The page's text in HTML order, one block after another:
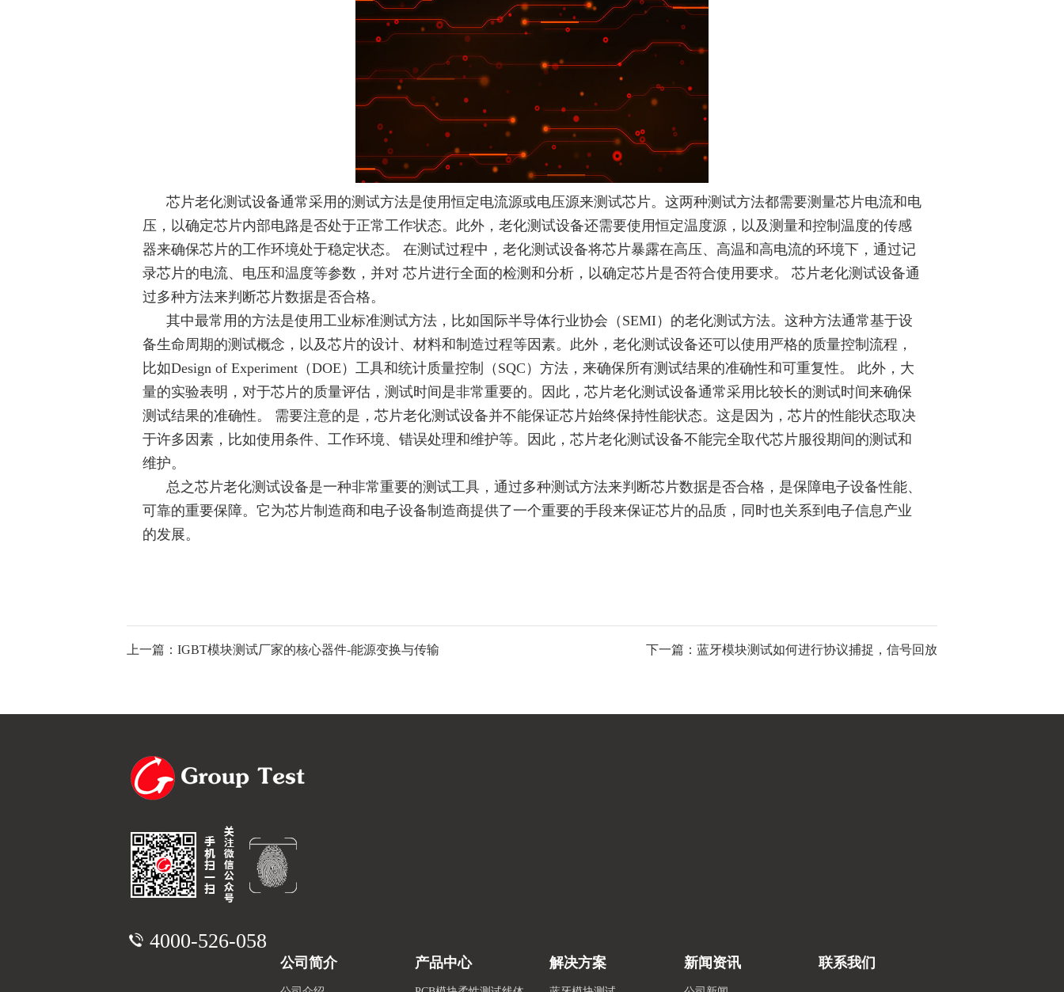
芯片老化测试设备通常采用的测试方法是使用恒定电流源或电压源来测试芯片。这两种测试方法都需要测量芯片电流和电
压，以确定芯片内部电路是否处于正常工作状态。此外，老化测试设备还需要使用恒定温度源，以及测量和控制温度的传感
器来确保芯片的工作环境处于稳定状态。 在测试过程中，老化测试设备将芯片暴露在高压、高温和高电流的环境下，通过记
录芯片的电流、电压和温度等参数，并对 芯片进行全面的检测和分析，以确定芯片是否符合使用要求。 芯片老化测试设备通
过多种方法来判断芯片数据是否合格。
其中最常用的方法是使用工业标准测试方法，比如国际半导体行业协会（SEMI）的老化测试方法。这种方法通常基于设
备生命周期的测试概念，以及芯片的设计、材料和制造过程等因素。此外，老化测试设备还可以使用严格的质量控制流程，
比如Design of Experiment（DOE）工具和统计质量控制（SQC）方法，来确保所有测试结果的准确性和可重复性。 此外，大
量的实验表明，对于芯片的质量评估，测试时间是非常重要的。因此，芯片老化测试设备通常采用比较长的测试时间来确保
测试结果的准确性。 需要注意的是，芯片老化测试设备并不能保证芯片始终保持性能状态。这是因为，芯片的性能状态取决
于许多因素，比如使用条件、工作环境、错误处理和维护等。因此，芯片老化测试设备不能完全取代芯片服役期间的测试和
维护。
总之芯片老化测试设备是一种非常重要的测试工具，通过多种测试方法来判断芯片数据是否合格，是保障电子设备性能、
可靠的重要保障。它为芯片制造商和电子设备制造商提供了一个重要的手段来保证芯片的品质，同时也关系到电子信息产业
的发展。
上一篇：IGBT模块测试厂家的核心器件-能源变换与传输 下一篇：蓝牙模块测试如何进行协议捕捉，信号回放
4000-526-058
公司简介 产品中心 解决方案 新闻资讯 联系我们